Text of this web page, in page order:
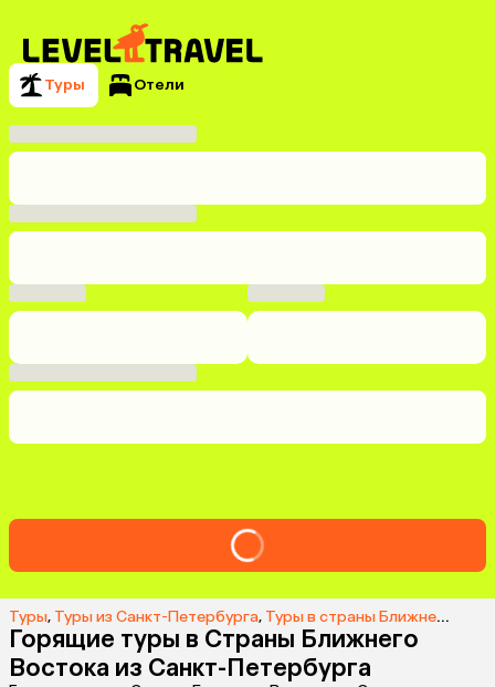
Туры Отели
Туры, Туры из Санкт-Петербурга, Туры в страны Ближнего Востока из Санкт-Петербурга
Горящие туры в Страны Ближнего
Востока из Санкт-Петербурга